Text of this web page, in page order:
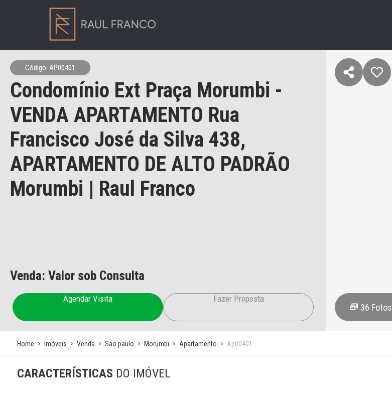
Código: AP00401
Condomínio Ext Praça Morumbi -
VENDA APARTAMENTO Rua
Francisco José da Silva 438,
APARTAMENTO DE ALTO PADRÃO
Morumbi | Raul Franco
Venda: Valor sob Consulta
Agendar Visita Fazer Proposta
36 Fotos
Home Imóveis Venda Sao paulo Morumbi Apartamento Ap00401
CARACTERÍSTICAS DO IMÓVEL